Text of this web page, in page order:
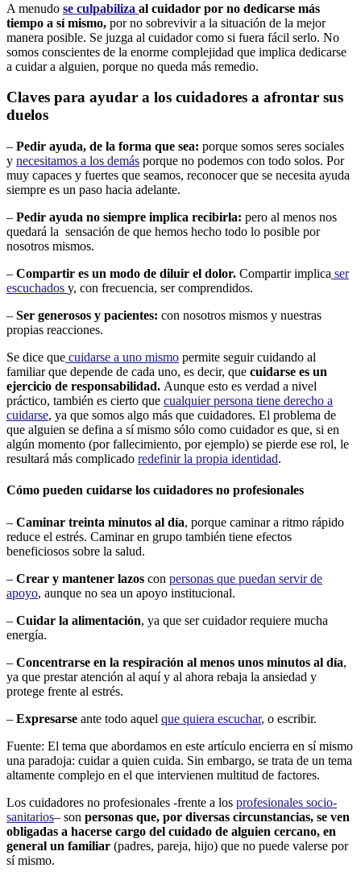
A menudo se culpabiliza al cuidador por no dedicarse más
tiempo a sí mismo, por no sobrevivir a la situación de la mejor
manera posible. Se juzga al cuidador como si fuera fácil serlo. No
somos conscientes de la enorme complejidad que implica dedicarse
a cuidar a alguien, porque no queda más remedio.
Claves para ayudar a los cuidadores a afrontar sus
duelos
– Pedir ayuda, de la forma que sea: porque somos seres sociales
y necesitamos a los demás porque no podemos con todo solos. Por
muy capaces y fuertes que seamos, reconocer que se necesita ayuda
siempre es un paso hacia adelante.
– Pedir ayuda no siempre implica recibirla: pero al menos nos
quedará la sensación de que hemos hecho todo lo posible por
nosotros mismos.
– Compartir es un modo de diluir el dolor. Compartir implica ser
escuchados y, con frecuencia, ser comprendidos.
– Ser generosos y pacientes: con nosotros mismos y nuestras
propias reacciones.
Se dice que cuidarse a uno mismo permite seguir cuidando al
familiar que depende de cada uno, es decir, que cuidarse es un
ejercicio de responsabilidad. Aunque esto es verdad a nivel
práctico, también es cierto que cualquier persona tiene derecho a
cuidarse, ya que somos algo más que cuidadores. El problema de
que alguien se defina a sí mismo sólo como cuidador es que, si en
algún momento (por fallecimiento, por ejemplo) se pierde ese rol, le
resultará más complicado redefinir la propia identidad.
Cómo pueden cuidarse los cuidadores no profesionales
– Caminar treinta minutos al día, porque caminar a ritmo rápido
reduce el estrés. Caminar en grupo también tiene efectos
beneficiosos sobre la salud.
– Crear y mantener lazos con personas que puedan servir de
apoyo, aunque no sea un apoyo institucional.
– Cuidar la alimentación, ya que ser cuidador requiere mucha
energía.
– Concentrarse en la respiración al menos unos minutos al día,
ya que prestar atención al aquí y al ahora rebaja la ansiedad y
protege frente al estrés.
– Expresarse ante todo aquel que quiera escuchar, o escribir.
Fuente: El tema que abordamos en este artículo encierra en sí mismo
una paradoja: cuidar a quien cuida. Sin embargo, se trata de un tema
altamente complejo en el que intervienen multitud de factores.
Los cuidadores no profesionales -frente a los profesionales socio-
sanitarios– son personas que, por diversas circunstancias, se ven
obligadas a hacerse cargo del cuidado de alguien cercano, en
general un familiar (padres, pareja, hijo) que no puede valerse por
sí mismo.